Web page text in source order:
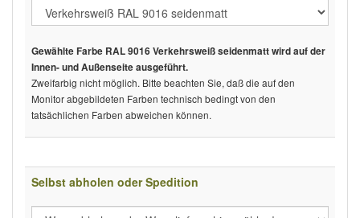
Gewählte Farbe RAL 9016 Verkehrsweiß seidenmatt wird auf der
Innen- und Außenseite ausgeführt.
Zweifarbig nicht möglich. Bitte beachten Sie, daß die auf den
Monitor abgebildeten Farben technisch bedingt von den
tatsächlichen Farben abweichen können.
Selbst abholen oder Spedition